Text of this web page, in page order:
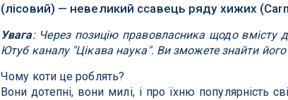
(лісовий) — невеликий ссавець ряду хижих
Увага: Через позицію правовласника щодо вмісту
Ютуб каналу "Цікава наука". Ви зможете знайти його
Чому коти це роблять?
Вони дотепні, вони милі, і про їхню популярність